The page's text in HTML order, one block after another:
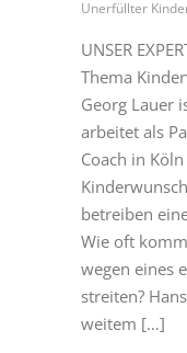
Unerfüllter
UNSER
Thema
Georg Lauer
arbeitet als
Coach in
betreiben
Wie oft
wegen eines
streiten?
weitem […]